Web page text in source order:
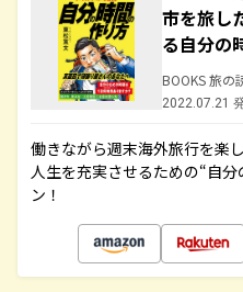
市を旅し
る自分の
BOOKS 旅の
2022.07.21
働きながら週末海外旅行を楽
人生を充実させるための“自
ン！